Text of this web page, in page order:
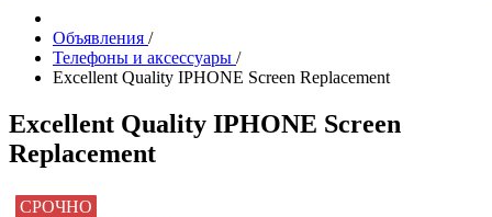
Объявления /
Телефоны и аксессуары /
Excellent Quality IPHONE Screen Replacement
Excellent Quality IPHONE Screen
Replacement
СРОЧНО